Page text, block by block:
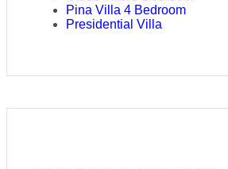
Pina Villa 4 Bedroom
Presidential Villa